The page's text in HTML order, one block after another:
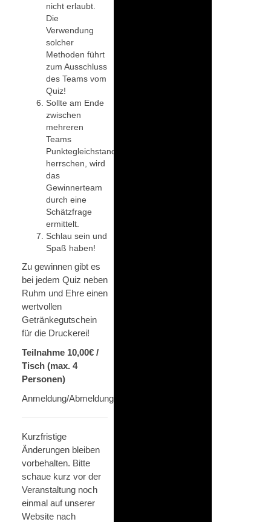
nicht erlaubt.
Die
Verwendung
solcher
Methoden führt
zum Ausschluss
des Teams vom
Quiz!
Sollte am Ende
zwischen
mehreren
Teams
Punktegleichstand
herrschen, wird
das
Gewinnerteam
durch eine
Schätzfrage
ermittelt.
Schlau sein und
Spaß haben!
Zu gewinnen gibt es
bei jedem Quiz neben
Ruhm und Ehre einen
wertvollen
Getränkegutschein
für die Druckerei!
Teilnahme 10,00€ /
Tisch (max. 4
Personen)
Anmeldung/Abmeldung/Fragen:
Kurzfristige
Änderungen bleiben
vorbehalten. Bitte
schaue kurz vor der
Veranstaltung noch
einmal auf unserer
Website nach